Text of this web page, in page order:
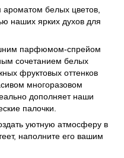
белых цветов,
наших ярких духов для
парфюмом-спрейом
сочетанием белых
фруктовых оттенков
многоразовом
дополняет наши
палочки.
уютную атмосферу в
наполните его вашим